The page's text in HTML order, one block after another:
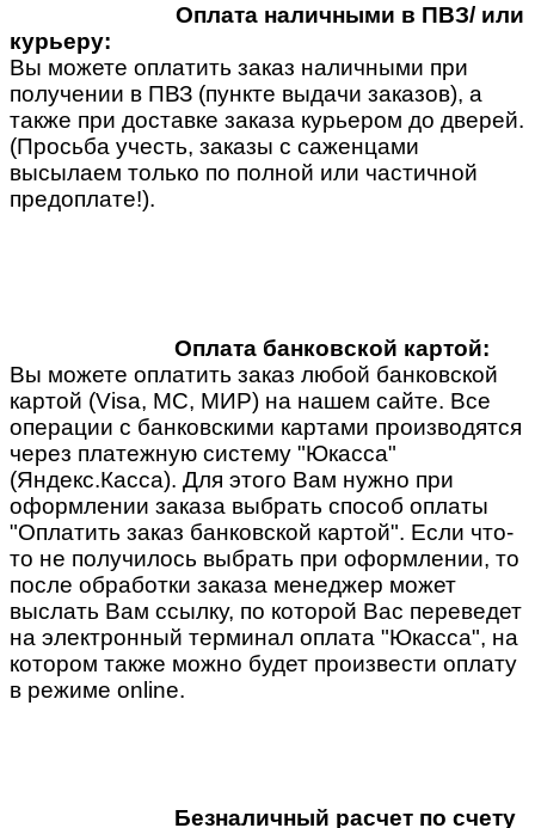
Оплата наличными в ПВЗ/ или
курьеру:
Вы можете оплатить заказ наличными при
получении в ПВЗ (пункте выдачи заказов), а
также при доставке заказа курьером до дверей.
(Просьба учесть, заказы с саженцами
высылаем только по полной или частичной
предоплате!).
Оплата банковской картой:
Вы можете оплатить заказ любой банковской
картой (Visa, MC, МИР) на нашем сайте. Все
операции с банковскими картами производятся
через платежную систему "Юкасса"
(Яндекс.Касса). Для этого Вам нужно при
оформлении заказа выбрать способ оплаты
"Оплатить заказ банковской картой". Если что-
то не получилось выбрать при оформлении, то
после обработки заказа менеджер может
выслать Вам ссылку, по которой Вас переведет
на электронный терминал оплата "Юкасса", на
котором также можно будет произвести оплату
в режиме online.
Безналичный расчет по счету